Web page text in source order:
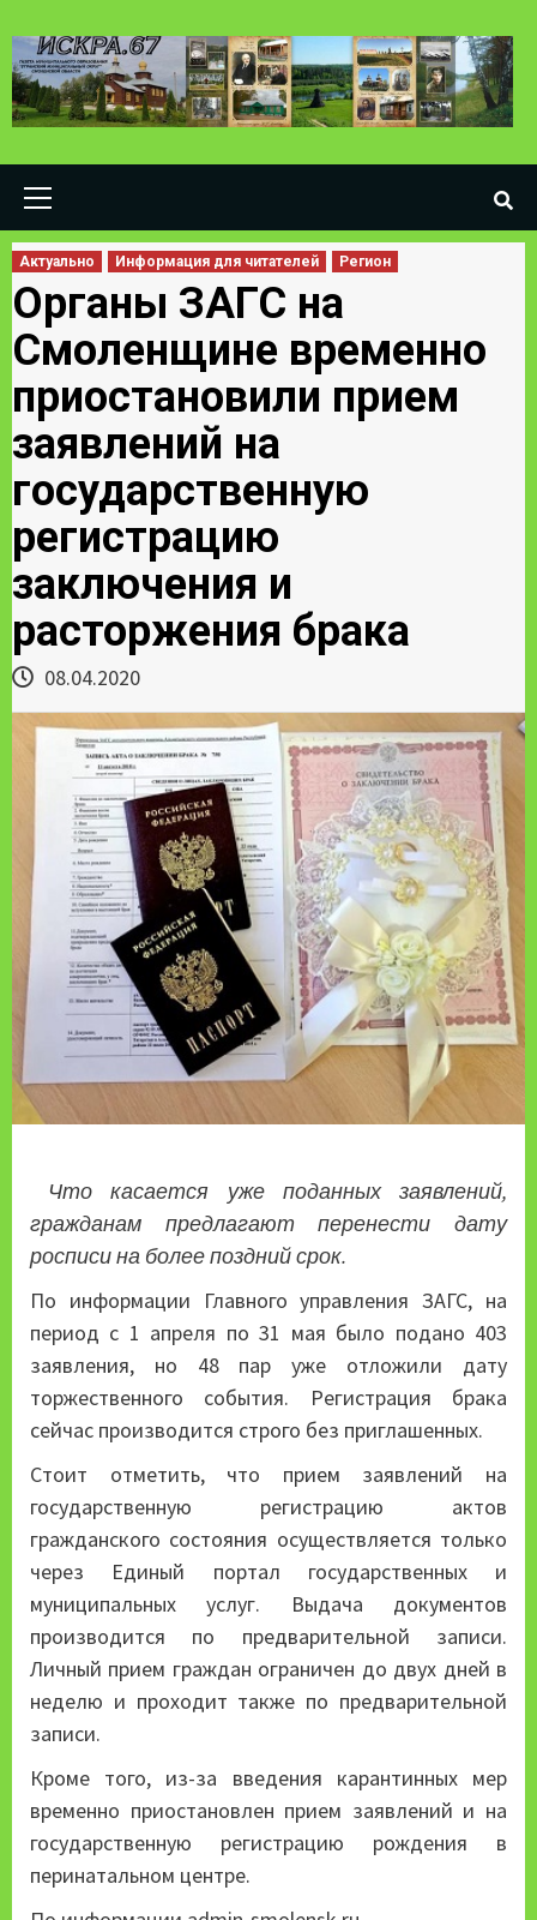
to
content
Актуально Информация для читателей Регион
Органы ЗАГС на
Смоленщине временно
приостановили прием
заявлений на
государственную
регистрацию
заключения и
расторжения брака
08.04.2020
Что касается уже поданных заявлений,
гражданам предлагают перенести дату
росписи на более поздний срок.
По информации Главного управления ЗАГС, на
период с 1 апреля по 31 мая было подано 403
заявления, но 48 пар уже отложили дату
торжественного события. Регистрация брака
сейчас производится строго без приглашенных.
Стоит отметить, что прием заявлений на
государственную регистрацию актов
гражданского состояния осуществляется только
через Единый портал государственных и
муниципальных услуг. Выдача документов
производится по предварительной записи.
Личный прием граждан ограничен до двух дней в
неделю и проходит также по предварительной
записи.
Кроме того, из-за введения карантинных мер
временно приостановлен прием заявлений и на
государственную регистрацию рождения в
перинатальном центре.